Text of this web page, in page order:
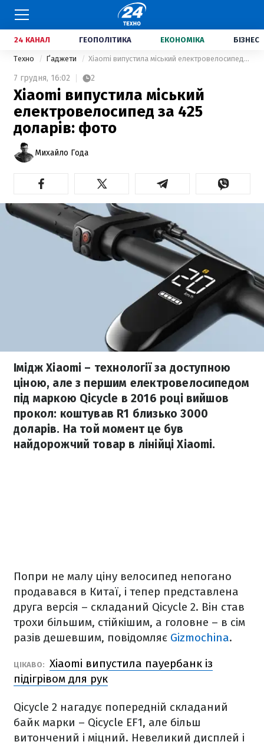
24 КАНАЛ ГЕОПОЛІТИКА ЕКОНОМІКА БІЗНЕС
Техно Ґаджети Xiaomi випустила міський електровелосипед за 425 доларів: фото
7 грудня, 16:02 2
Xiaomi випустила міський
електровелосипед за 425
доларів: фото
Михайло Года
Імідж Xiaomi – технології за доступною
ціною, але з першим електровелосипедом
під маркою Qicycle в 2016 році вийшов
прокол: коштував R1 близько 3000
доларів. На той момент це був
найдорожчий товар в лінійці Xiaomi.
Попри не малу ціну велосипед непогано
продавався в Китаї, і тепер представлена
друга версія – складаний Qicycle 2. Він став
трохи більшим, стійкішим, а головне – в сім
разів дешевшим, повідомляє Gizmochina.
ЦІКАВО: Xiaomi випустила пауербанк із
підігрівом для рук
Qicycle 2 нагадує попередній складаний
байк марки – Qicycle EF1, але більш
витончений і міцний. Невеликий дисплей і